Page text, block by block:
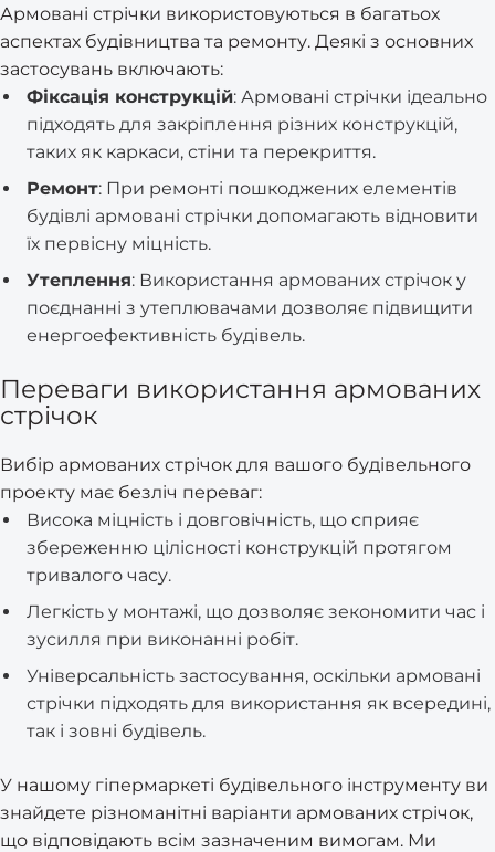
Армовані стрічки використовуються в багатьох
аспектах будівництва та ремонту. Деякі з основних
застосувань включають:
Фіксація конструкцій: Армовані стрічки ідеально
підходять для закріплення різних конструкцій,
таких як каркаси, стіни та перекриття.
Ремонт: При ремонті пошкоджених елементів
будівлі армовані стрічки допомагають відновити
їх первісну міцність.
Утеплення: Використання армованих стрічок у
поєднанні з утеплювачами дозволяє підвищити
енергоефективність будівель.
Переваги використання армованих
стрічок
Вибір армованих стрічок для вашого будівельного
проекту має безліч переваг:
Висока міцність і довговічність, що сприяє
збереженню цілісності конструкцій протягом
тривалого часу.
Легкість у монтажі, що дозволяє зекономити час і
зусилля при виконанні робіт.
Універсальність застосування, оскільки армовані
стрічки підходять для використання як всередині,
так і зовні будівель.
У нашому гіпермаркеті будівельного інструменту ви
знайдете різноманітні варіанти армованих стрічок,
що відповідають всім зазначеним вимогам. Ми